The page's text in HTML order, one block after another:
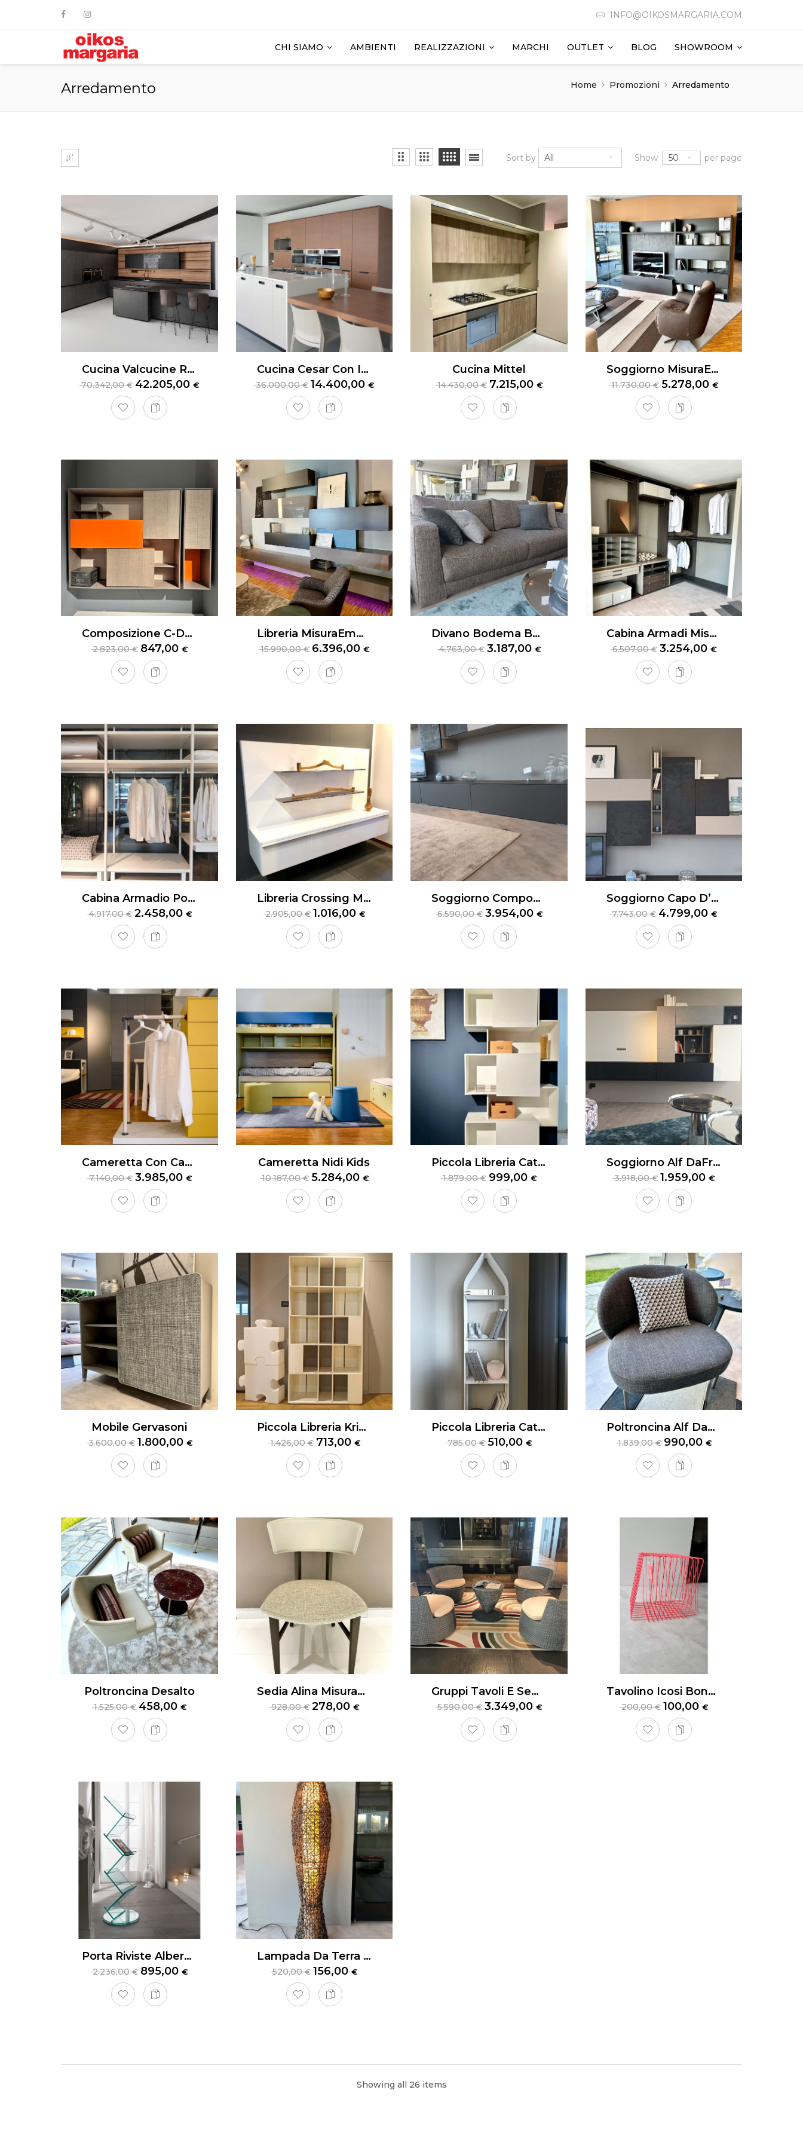
INFO@OIKOSMARGARIA.COM
CHI SIAMO AMBIENTI REALIZZAZIONI MARCHI OUTLET BLOG SHOWROOM
Arredamento Home Promozioni Arredamento
Sort by All Show 50 per page
Cucina Valcucine Riciclantica
70.342,00€ 42.205,00€
Cucina Cesar Con Isola
36.000,00€ 14.400,00€
Cucina Mittel
14.430,00€ 7.215,00 €
Soggiorno MisuraEmme
11.730,00€ 5.278,00 €
Composizione C-Day Cesar
2.823,00€ 847,00€
Libreria MisuraEmme
15.990,00€ 6.396,00€
Divano Bodema Barclay
4.763,00€ 3.187,00 €
Cabina Armadi MisuraEmme
6.507,00€ 3.254,00€
Cabina Armadio Poliform Ego
4.917,00€ 2.458,00 €
Libreria Crossing MisuraEmme
2.905,00€ 1.016,00 €
Soggiorno Componibile Valcucine Artematica Living
6.590,00€ 3.954,00 €
Soggiorno Capo D’Opera Pensili 135
7.743,00€ 4.799,00€
Cameretta Con Cabina Armadio Nidi Teen
7.140,00€ 3.985,00 €
Cameretta Nidi Kids
10.187,00€ 5.284,00 €
Piccola Libreria Cattelan Italia Piquant
1.879,00€ 999,00€
Soggiorno Alf DaFrè Day 12
3.918,00€ 1.959,00€
Mobile Gervasoni
3.600,00€ 1.800,00 €
Piccola Libreria Kristalia Libreria 915
1.426,00€ 713,00 €
Piccola Libreria Cattelan Italia Swing
785,00€ 510,00€
Poltroncina Alf DaFrè
1.839,00€ 990,00 €
Poltroncina Desalto
1.525,00€ 458,00€
Sedia Alina MisuraEmme
928,00€ 278,00 €
Gruppi Tavoli E Sedute Outdoor Dedon Obelisk
5.590,00€ 3.349,00€
Tavolino Icosi Bonaldo
200,00€ 100,00 €
Porta Riviste Albero Tonelli
2.236,00€ 895,00€
Lampada Da Terra Nito
520,00€ 156,00€
di Valcucine rappresenta l’eccellenza del design contemporaneo, unendo estetica e funzionalità
Showing all 26 items